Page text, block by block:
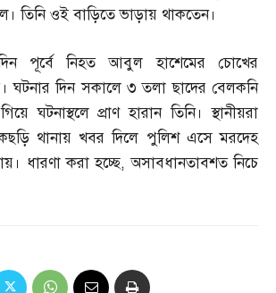
তিনি ওই বাড়িতে ভাড়ায় থাকতেন।
পূর্বে নিহত আবুল হাশেমের চোখের
ঘটনার দিন সকালে ৩ তলা ছাদের বেলকনি
ঘটনাস্থলে প্রাণ হারান তিনি। স্থানীয়রা
থানায় খবর দিলে পুলিশ এসে মরদেহ
ধারণা করা হচ্ছে,অসাবধানতাবশত নিচে